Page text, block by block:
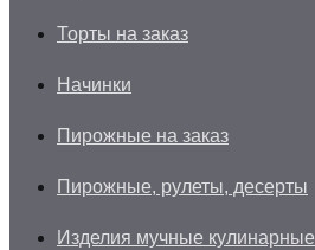
Торты на заказ
Начинки
Пирожные на заказ
Пирожные, рулеты, десерты
Изделия мучные кулинарные